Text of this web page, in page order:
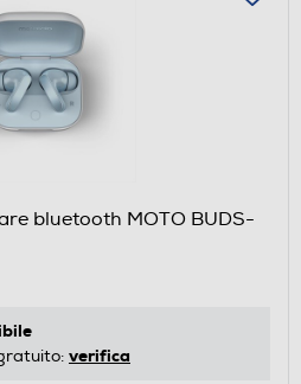
bluetooth MOTO BUDS-
verifica